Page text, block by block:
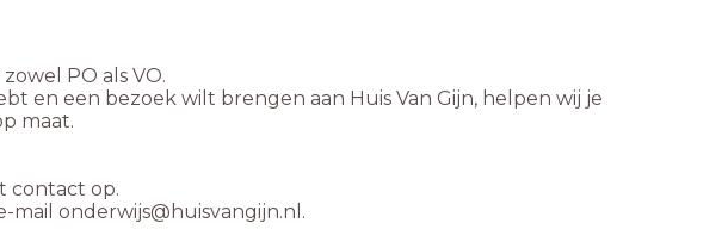
PO als VO.
en een bezoek wilt brengen aan Huis Van Gijn, helpen wij je
maat.
contact op.
mail onderwijs@huisvangijn.nl.